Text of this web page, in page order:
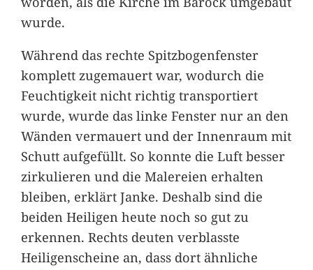
wurde.
Während das rechte Spitzbogenfenster
komplett zugemauert war, wodurch die
Feuchtigkeit nicht richtig transportiert
wurde, wurde das linke Fenster nur an den
Wänden vermauert und der Innenraum mit
Schutt aufgefüllt. So konnte die Luft besser
zirkulieren und die Malereien erhalten
bleiben, erklärt Janke. Deshalb sind die
beiden Heiligen heute noch so gut zu
erkennen. Rechts deuten verblasste
Heiligenscheine an, dass dort ähnliche